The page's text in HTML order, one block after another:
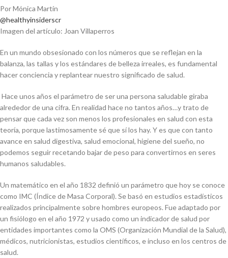
Por Mónica Martín
@healthyinsiderscr
Imagen del artículo: Joan Villaperros
En un mundo obsesionado con los números que se reflejan en la
balanza, las tallas y los estándares de belleza irreales, es fundamental
hacer conciencia y replantear nuestro significado de salud.
Hace unos años el parámetro de ser una persona saludable giraba
alrededor de una cifra. En realidad hace no tantos años…y trato de
pensar que cada vez son menos los profesionales en salud con esta
teoría, porque lastimosamente sé que sí los hay. Y es que con tanto
avance en salud digestiva, salud emocional, higiene del sueño, no
podemos seguir recetando bajar de peso para convertirnos en seres
humanos saludables.
Un matemático en el año 1832 definió un parámetro que hoy se conoce
como IMC (Índice de Masa Corporal). Se basó en estudios estadísticos
realizados principalmente sobre hombres europeos. Fue adaptado por
un fisiólogo en el año 1972 y usado como un indicador de salud por
entidades importantes como la OMS (Organización Mundial de la Salud),
médicos, nutricionistas, estudios científicos, e incluso en los centros de
salud.